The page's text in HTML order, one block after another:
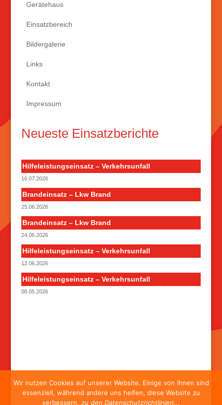
Gerätehaus
Einsatzbereich
Bildergalerie
Links
Kontakt
Impressum
Neueste Einsatzberichte
Hilfeleistungseinsatz – Verkehrsunfall
16.07.2026
Brandeinsatz – Lkw Brand
25.06.2026
Brandeinsatz – Lkw Brand
24.06.2026
Hilfeleistungseinsatz – Verkehrsunfall
12.06.2026
Hilfeleistungseinsatz – Verkehrsunfall
08.05.2026
Wir nutzen Cookies auf unserer Website. Einige von ihnen sind
essenziell, während andere uns helfen, diese Website zu
verbessern. zu den Datenschutzrichtlinien...